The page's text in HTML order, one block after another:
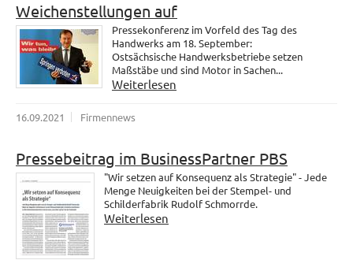
Weichenstellungen auf
Pressekonferenz im Vorfeld des Tag des
Handwerks am 18. September:
Ostsächsische Handwerksbetriebe setzen
Maßstäbe und sind Motor in Sachen...
Weiterlesen
16.09.2021 Firmennews
Pressebeitrag im BusinessPartner PBS
"Wir setzen auf Konsequenz als Strategie" - Jede
Menge Neuigkeiten bei der Stempel- und
Schilderfabrik Rudolf Schmorrde.
Weiterlesen